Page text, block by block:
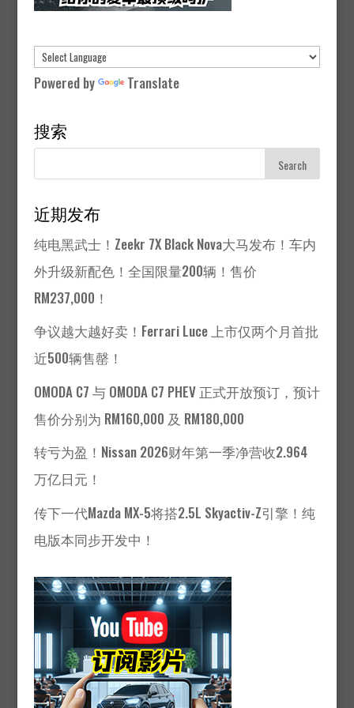
Powered by Translate
搜索
近期发布
纯电黑武士！Zeekr 7X Black Nova大马发布！车内
外升级新配色！全国限量200辆！售价
RM237,000！
争议越大越好卖！Ferrari Luce 上市仅两个月首批
近500辆售罄！
OMODA C7 与 OMODA C7 PHEV 正式开放预订，预计
售价分别为 RM160,000 及 RM180,000
转亏为盈！Nissan 2026财年第一季净营收2.964
万亿日元！
传下一代Mazda MX-5将搭2.5L Skyactiv-Z引擎！纯
电版本同步开发中！